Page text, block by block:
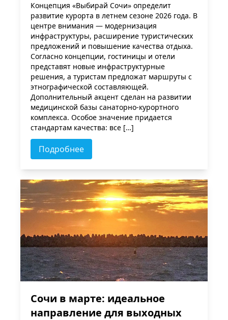
Концепция «Выбирай Сочи» определит
развитие курорта в летнем сезоне 2026 года. В
центре внимания — модернизация
инфраструктуры, расширение туристических
предложений и повышение качества отдыха.
Согласно концепции, гостиницы и отели
представят новые инфраструктурные
решения, а туристам предложат маршруты с
этнографической составляющей.
Дополнительный акцент сделан на развитии
медицинской базы санаторно-курортного
комплекса. Особое значение придается
стандартам качества: все […]
Подробнее
Сочи в марте: идеальное
направление для выходных